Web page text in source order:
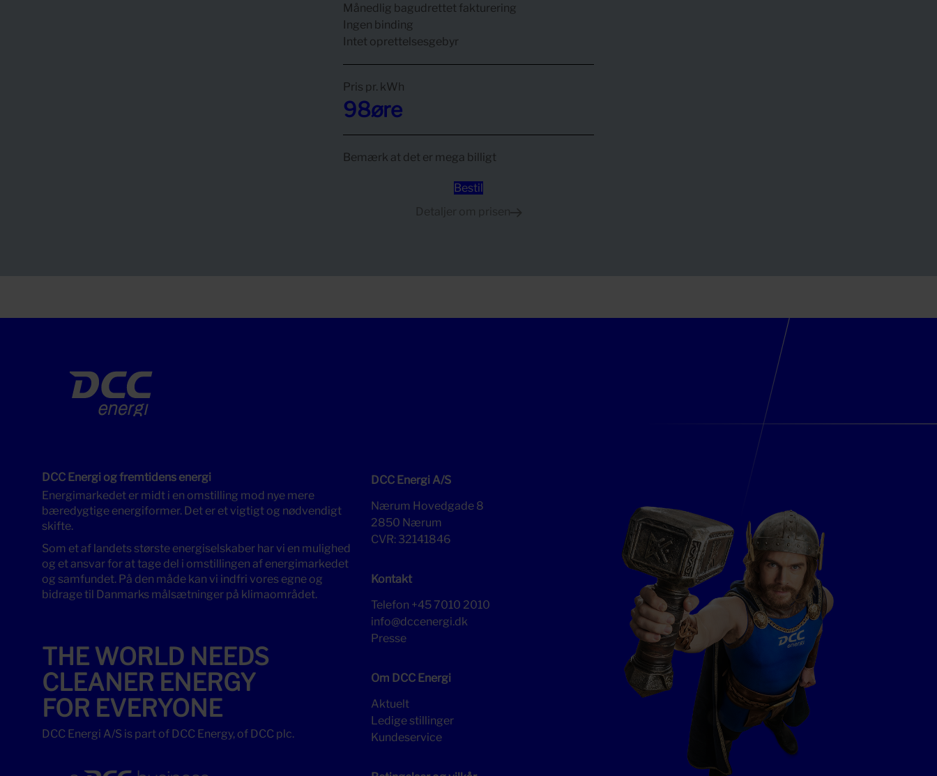
Månedlig bagudrettet fakturering
Ingen binding
Intet oprettelsesgebyr
Pris pr. kWh
98øre
Bemærk at det er mega billigt
Bestil
Detaljer om prisen
DCC Energi og fremtidens energi
Energimarkedet er midt i en omstilling mod nye mere
bæredygtige energiformer. Det er et vigtigt og nødvendigt
skifte.
Som et af landets største energiselskaber har vi en mulighed
og et ansvar for at tage del i omstillingen af energimarkedet
og samfundet. På den måde kan vi indfri vores egne og
bidrage til Danmarks målsætninger på klimaområdet.
THE WORLD NEEDS
CLEANER ENERGY
FOR EVERYONE
DCC Energi A/S is part of DCC Energy, of DCC plc.
DCC Energi A/S
Nærum Hovedgade 8
2850 Nærum
CVR: 32141846
Kontakt
Telefon +45 7010 2010
info@dccenergi.dk
Presse
Om DCC Energi
Aktuelt
Ledige stillinger
Kundeservice